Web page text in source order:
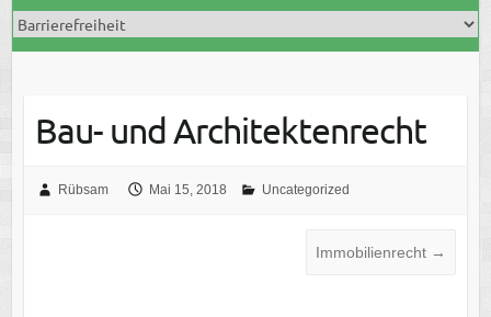
Bau- und Architektenrecht
Rübsam Mai 15, 2018 Uncategorized
Immobilienrecht →